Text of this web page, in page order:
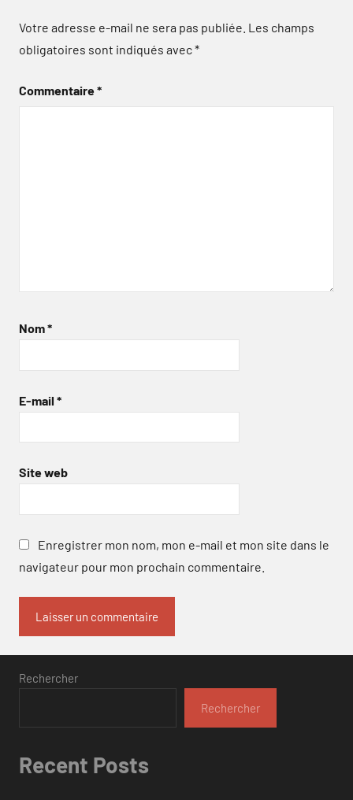
Votre adresse e-mail ne sera pas publiée. Les champs
obligatoires sont indiqués avec*
Commentaire*
Nom*
E-mail *
Site web
Enregistrer mon nom, mon e-mail et mon site dans le
navigateur pour mon prochain commentaire.
Rechercher
Rechercher
Recent Posts